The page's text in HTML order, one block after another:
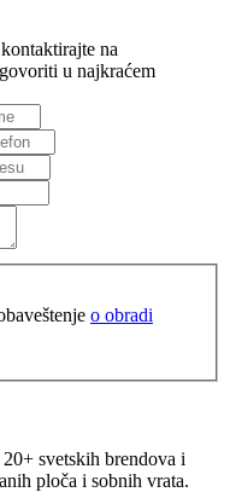
na
u najkraćem
o obradi
svetskih brendova i
ploča i sobnih vrata.